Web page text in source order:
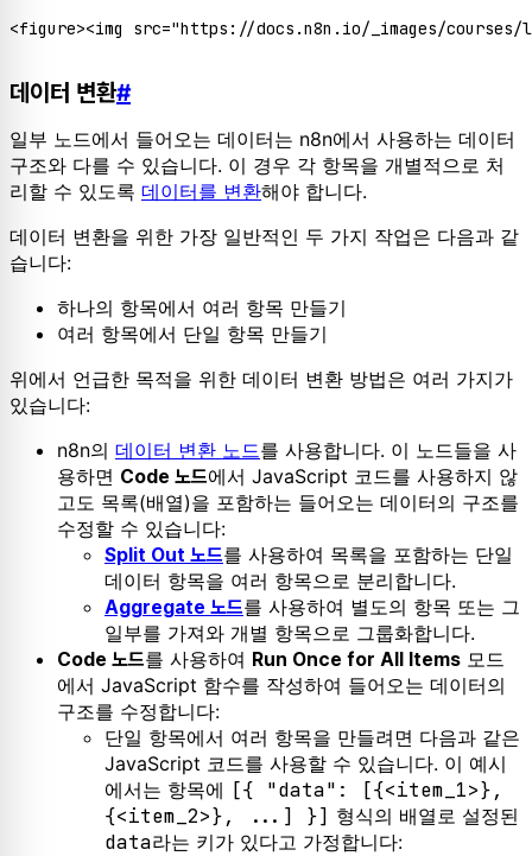
데이터 변환#
일부 노드에서 들어오는 데이터는 n8n에서 사용하는 데이터
구조와 다를 수 있습니다. 이 경우 각 항목을 개별적으로 처
리할 수 있도록 데이터를 변환해야 합니다.
데이터 변환을 위한 가장 일반적인 두 가지 작업은 다음과 같
습니다:
하나의 항목에서 여러 항목 만들기
여러 항목에서 단일 항목 만들기
위에서 언급한 목적을 위한 데이터 변환 방법은 여러 가지가
있습니다:
n8n의 데이터 변환 노드를 사용합니다. 이 노드들을 사
용하면 Code 노드에서 JavaScript 코드를 사용하지 않
고도 목록(배열)을 포함하는 들어오는 데이터의 구조를
수정할 수 있습니다:
Split Out 노드를 사용하여 목록을 포함하는 단일
데이터 항목을 여러 항목으로 분리합니다.
Aggregate 노드를 사용하여 별도의 항목 또는 그
일부를 가져와 개별 항목으로 그룹화합니다.
Code 노드를 사용하여 Run Once for All Items 모드
에서 JavaScript 함수를 작성하여 들어오는 데이터의
구조를 수정합니다:
단일 항목에서 여러 항목을 만들려면 다음과 같은
JavaScript 코드를 사용할 수 있습니다. 이 예시
에서는 항목에 [{ "data": [{<item_1>},
{<item_2>}, ...] }] 형식의 배열로 설정된
data라는 키가 있다고 가정합니다: